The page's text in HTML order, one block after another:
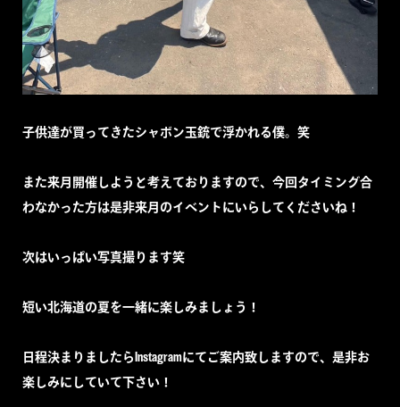
子供達が買ってきたシャボン玉銃で浮かれる僕。笑
また来月開催しようと考えておりますので、今回タイミング合
わなかった方は是非来月のイベントにいらしてくださいね！
次はいっぱい写真撮ります笑
短い北海道の夏を一緒に楽しみましょう！
日程決まりましたらInstagramにてご案内致しますので、是非お
楽しみにしていて下さい！